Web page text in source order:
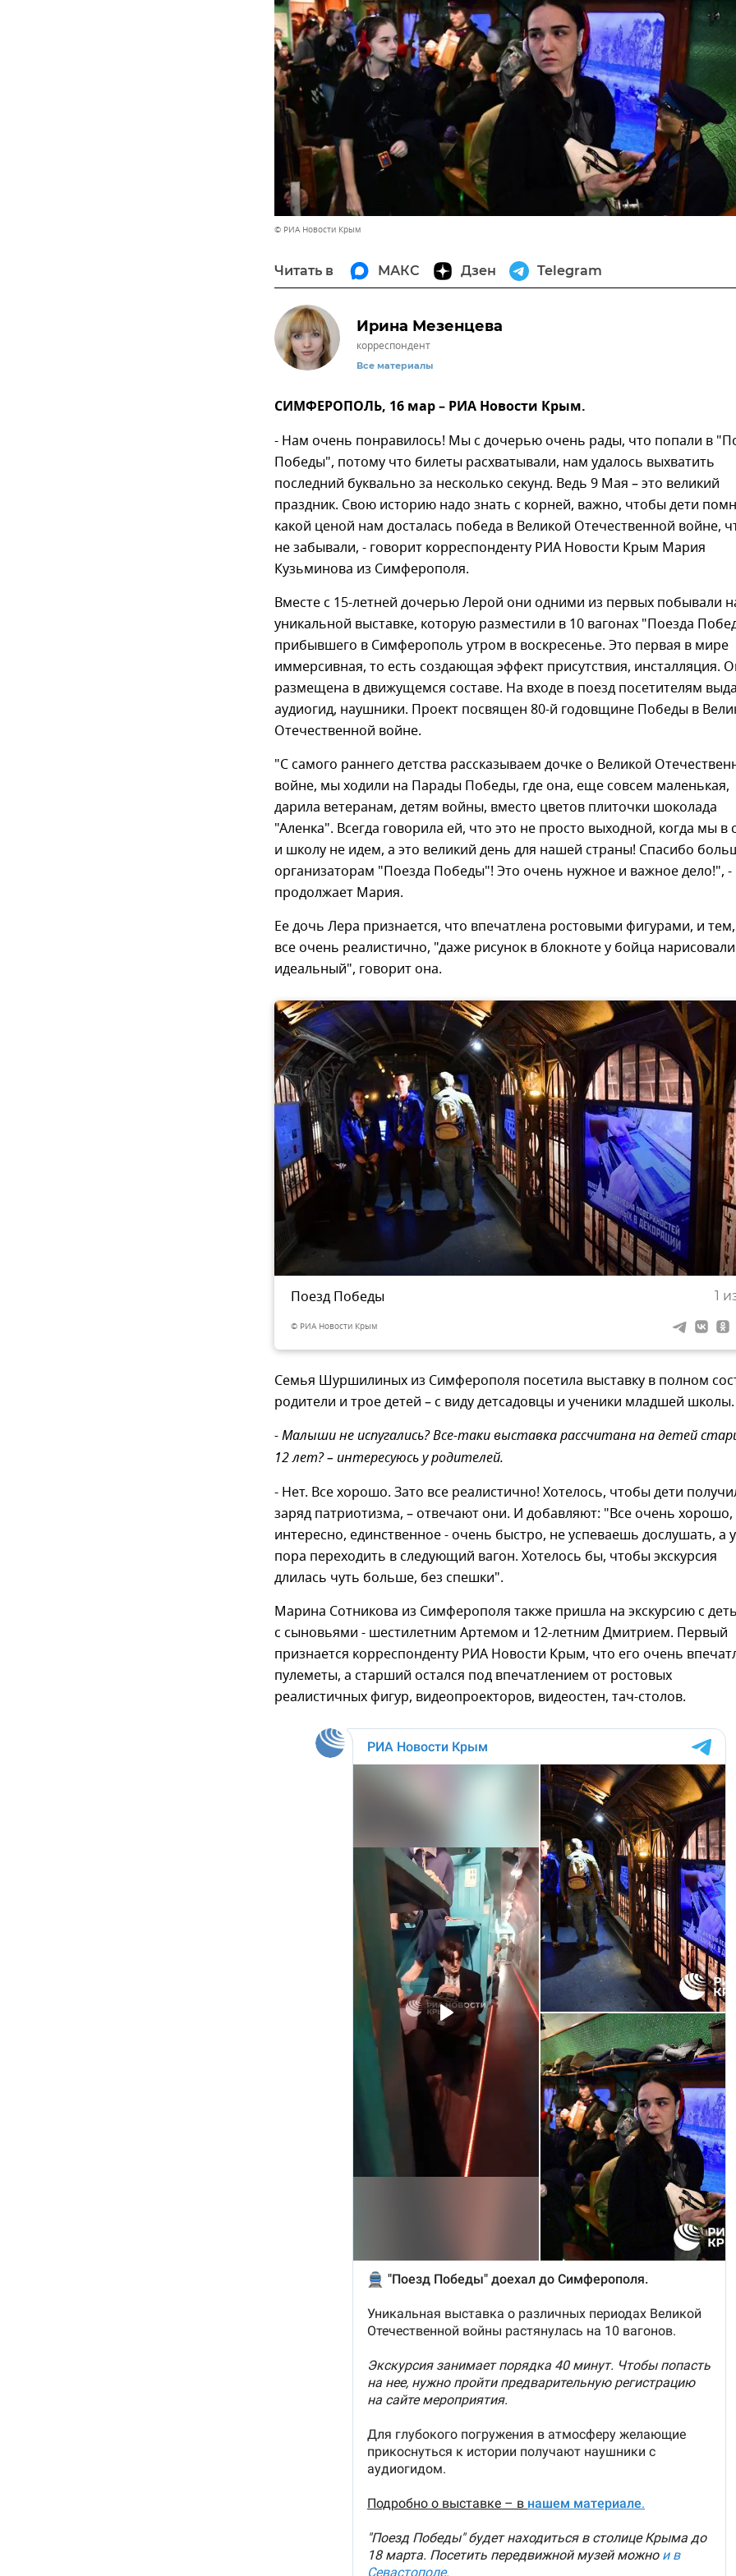
© РИА Новости Крым
Читать в МАКС Дзен Telegram
Ирина Мезенцева
корреспондент
Все материалы
СИМФЕРОПОЛЬ, 16 мар – РИА Новости Крым.
- Нам очень понравилось! Мы с дочерью очень рады, что попали в
Победы", потому что билеты расхватывали, нам удалось выхватить
последний буквально за несколько секунд. Ведь 9 Мая – это великий
праздник. Свою историю надо знать с корней, важно, чтобы дети
какой ценой нам досталась победа в Великой Отечественной войне,
не забывали, - говорит корреспонденту РИА Новости Крым Мария
Кузьминова из Симферополя.
Вместе с 15-летней дочерью Лерой они одними из первых побывали
уникальной выставке, которую разместили в 10 вагонах "Поезда
прибывшего в Симферополь утром в воскресенье. Это первая в мире
иммерсивная, то есть создающая эффект присутствия, инсталляция.
размещена в движущемся составе. На входе в поезд посетителям
аудиогид, наушники. Проект посвящен 80-й годовщине Победы в
Отечественной войне.
"С самого раннего детства рассказываем дочке о Великой
войне, мы ходили на Парады Победы, где она, еще совсем маленькая,
дарила ветеранам, детям войны, вместо цветов плиточки шоколада
"Аленка". Всегда говорила ей, что это не просто выходной, когда мы в
и школу не идем, а это великий день для нашей страны! Спасибо
организаторам "Поезда Победы"! Это очень нужное и важное дело!", -
продолжает Мария.
Ее дочь Лера признается, что впечатлена ростовыми фигурами, и
все очень реалистично, "даже рисунок в блокноте у бойца нарисовали
идеальный", говорит она.
1
Поезд Победы
© РИА Новости Крым
Семья Шуршилиных из Симферополя посетила выставку в полном
родители и трое детей – с виду детсадовцы и ученики младшей школы.
- Малыши не испугались? Все-таки выставка рассчитана на детей
12 лет? – интересуюсь у родителей.
- Нет. Все хорошо. Зато все реалистично! Хотелось, чтобы дети
заряд патриотизма, – отвечают они. И добавляют: "Все очень хорошо,
интересно, единственное - очень быстро, не успеваешь дослушать, а
пора переходить в следующий вагон. Хотелось бы, чтобы экскурсия
длилась чуть больше, без спешки".
Марина Сотникова из Симферополя также пришла на экскурсию с
с сыновьями - шестилетним Артемом и 12-летним Дмитрием. Первый
признается корреспонденту РИА Новости Крым, что его очень
пулеметы, а старший остался под впечатлением от ростовых
реалистичных фигур, видеопроекторов, видеостен, тач-столов.